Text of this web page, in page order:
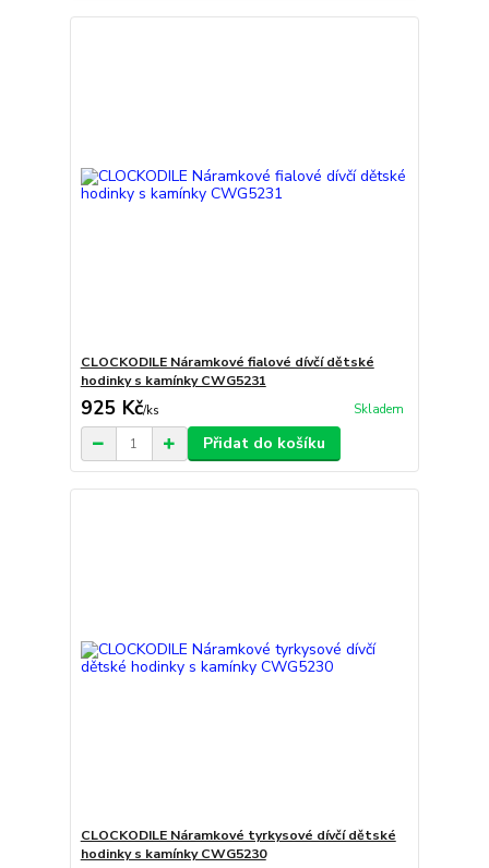
CLOCKODILE Náramkové fialové dívčí dětské
hodinky s kamínky CWG5231
925 Kč/ks Skladem
Přidat do košíku
CLOCKODILE Náramkové tyrkysové dívčí dětské
hodinky s kamínky CWG5230